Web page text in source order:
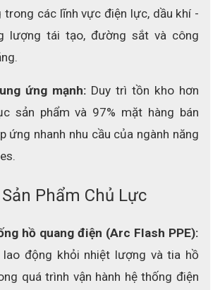
các lĩnh vực điện lực, dầu khí -
lượng tái tạo, đường sắt và công
ứng mạnh: Duy trì tồn kho hơn
sản phẩm và 97% mặt hàng bán
ứng nhanh nhu cầu của ngành năng
Phẩm Chủ Lực
hồ quang điện (Arc Flash PPE):
lao động khỏi nhiệt lượng và tia hồ
quá trình vận hành hệ thống điện